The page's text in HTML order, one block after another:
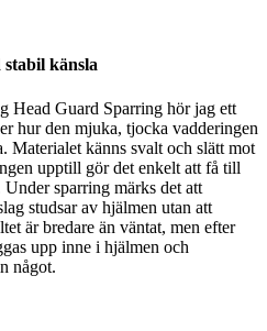
känsla
Head Guard Sparring hör jag ett
hur den mjuka, tjocka vadderingen
Materialet känns svalt och slätt mot
upptill gör det enkelt att få till
Under sparring märks det att
studsar av hjälmen utan att
är bredare än väntat, men efter
upp inne i hjälmen och
något.